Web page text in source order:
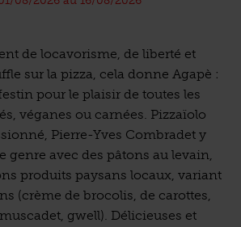
de locavorisme, de liberté et
sur la pizza, cela donne Agapè :
pour le plaisir de toutes les
véganes ou carnées. Pizzaïolo
Pierre-Yves Combradet y
genre avec des pâtons au levain,
produits paysans locaux, variant
(crème de brocolis, de carottes,
gwell). Délicieuses et